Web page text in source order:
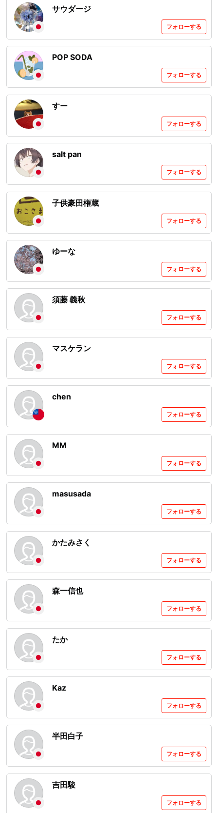
サウダージ
フォローする
POP SODA
フォローする
すー
フォローする
salt pan
フォローする
子供豪田権蔵
フォローする
ゆーな
フォローする
須藤 義秋
フォローする
マスケラン
フォローする
chen
フォローする
MM
フォローする
masusada
フォローする
かたみさく
フォローする
森一信也
フォローする
たか
フォローする
Kaz
フォローする
半田白子
フォローする
吉田駿
フォローする